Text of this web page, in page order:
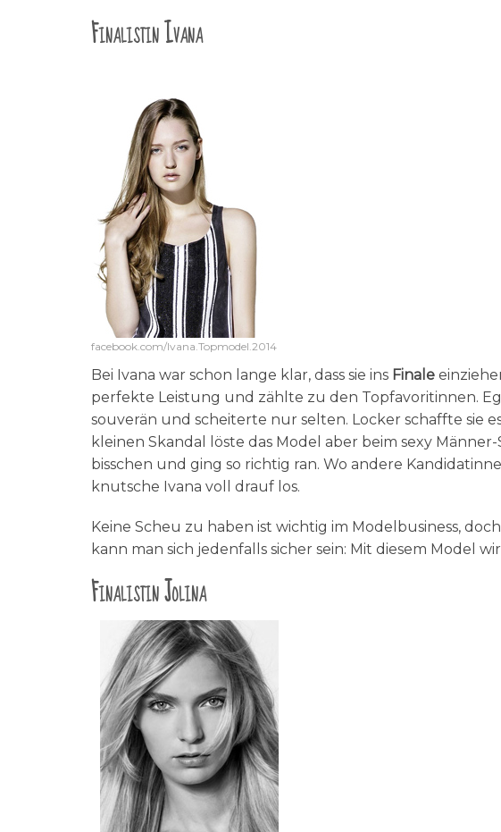
Finalistin Ivana
facebook.com/Ivana.Topmodel.2014
Bei Ivana war schon lange klar, dass sie ins Finale
perfekte Leistung und zählte zu den Topfavoritinnen.
souverän und scheiterte nur selten. Locker schaffte sie
kleinen Skandal löste das Model aber beim sexy
bisschen und ging so richtig ran. Wo andere
knutsche Ivana voll drauf los.
Keine Scheu zu haben ist wichtig im Modelbusiness,
kann man sich jedenfalls sicher sein: Mit diesem Model
Finalistin Jolina